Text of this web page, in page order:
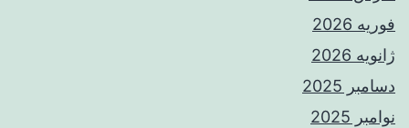
فوریه 2026
ژانویه 2026
دسامبر 2025
نوامبر 2025